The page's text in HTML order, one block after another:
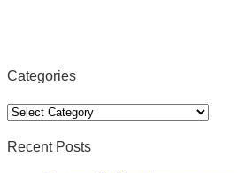
Categories
Categories
Recent Posts